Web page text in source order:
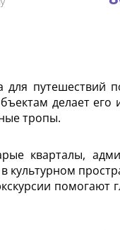
путешествий
делает
тропы.
кварталы,
помогают